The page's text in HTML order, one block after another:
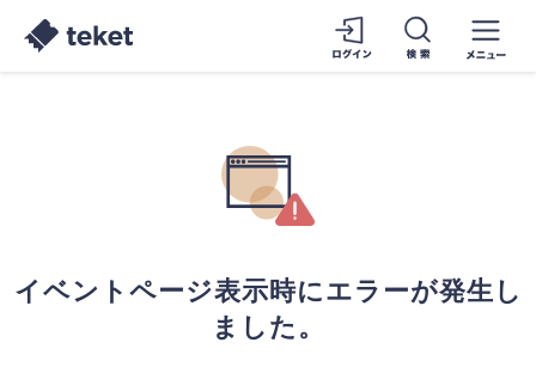
イベントページ表示時にエラーが発生し
ました。